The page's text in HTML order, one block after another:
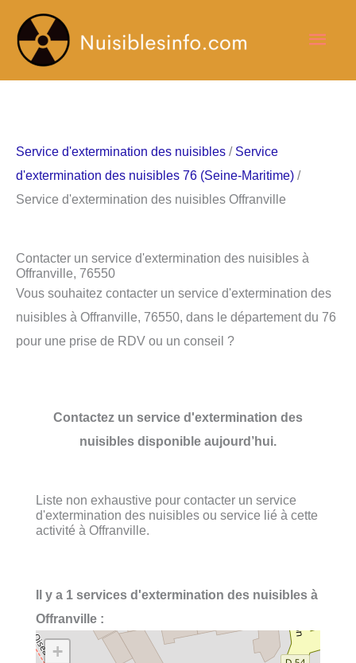
contenu
Service d'extermination des nuisibles / Service
d'extermination des nuisibles 76 (Seine-Maritime) /
Service d'extermination des nuisibles Offranville
Contacter un service d'extermination des nuisibles à
Offranville, 76550
Vous souhaitez contacter un service d'extermination des
nuisibles à Offranville, 76550, dans le département du 76
pour une prise de RDV ou un conseil ?
Contactez un service d'extermination des
nuisibles disponible aujourd’hui.
Liste non exhaustive pour contacter un service
d'extermination des nuisibles ou service lié à cette
activité à Offranville.
Il y a 1 services d'extermination des nuisibles à
Offranville :
+